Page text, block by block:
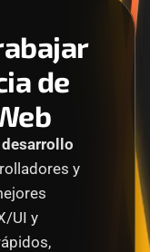
de
y
UI y